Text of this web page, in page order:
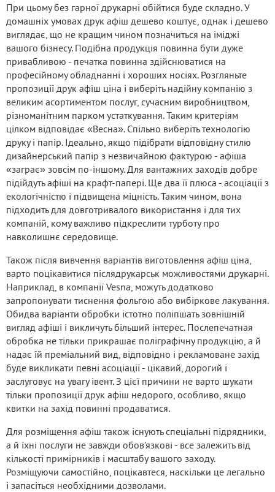
При цьому без гарної друкарні обійтися буде складно. У
домашніх умовах друк афіш дешево коштує, однак і дешево
виглядає, що не кращим чином позначиться на іміджі
вашого бізнесу. Подібна продукція повинна бути дуже
привабливою - печатка повинна здійснюватися на
професійному обладнанні і хороших носіях. Розгляньте
пропозиції друк афіш ціна і виберіть надійну компанію з
великим асортиментом послуг, сучасним виробництвом,
різноманітним парком устаткування. Таким критеріям
цілком відповідає «Весна». Спільно виберіть технологію
друку і папір. Ідеально, якщо підібрати відповідну стилю
дизайнерський папір з незвичайною фактурою - афіша
«заграє» зовсім по-іншому. Для вантажних заходів добре
підійдуть афіші на крафт-папері. Ще два її плюса - асоціації з
екологічністю і підвищена міцність. Таким чином, вона
підходить для довготривалого використання і для тих
компаній, кому важливо підкреслити турботу про
навколишнє середовище.
Також після вивчення варіантів виготовлення афіш ціна,
варто поцікавитися післядрукарськ можливостями друкарні.
Наприклад, в компанії Vesna, можуть додатково
запропонувати тиснення фольгою або вибіркове лакування.
Обидва варіанти обробки істотно поліпшать зовнішній
вигляд афіші і викличуть більший інтерес. Послепечатная
обробка не тільки прикрашає поліграфічну продукцію, а й
надає їй преміальний вид, відповідно і рекламоване захід
буде викликати певні асоціації - цікавий, дорогий і
заслуговує на увагу івент. З цієї причини не варто шукати
тільки пропозиції друк афіш недорого, особливо, якщо
квитки на захід повинні продаватися.
Для розміщення афіш також існують спеціальні підрядники,
а й їхні послуги не завжди обов'язкові - все залежить від
кількості примірників і масштабу вашого заходу.
Розміщуючи самостійно, поцікавтеся, наскільки це легально
і запасіться необхідними дозволами.